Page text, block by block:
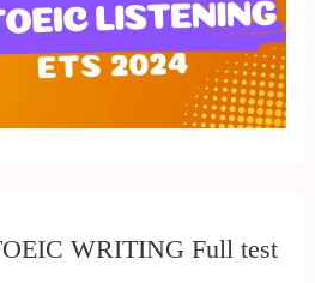
WRITING Full test